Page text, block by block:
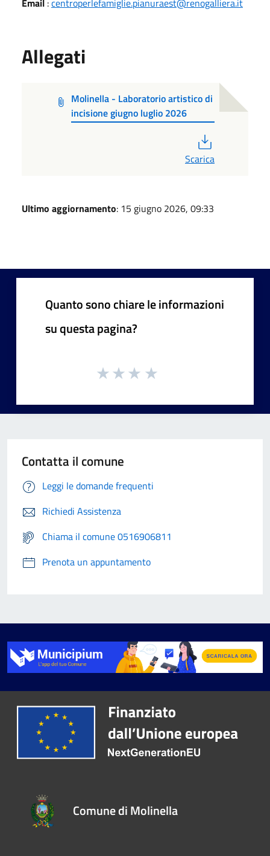
Allegati
Molinella - Laboratorio artistico di
incisione giugno luglio 2026
Scarica
Ultimo aggiornamento: 15 giugno 2026, 09:33
Quanto sono chiare le informazioni
su questa pagina?
Contatta il comune
Leggi le domande frequenti
Richiedi Assistenza
Chiama il comune 0516906811
Prenota un appuntamento
Comune di Molinella